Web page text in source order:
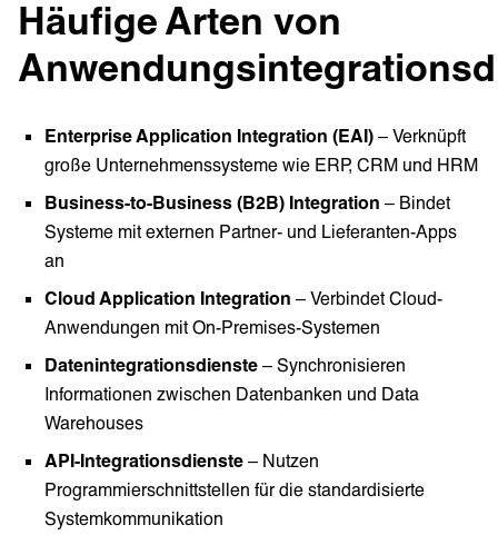
Häufige Arten von
Enterprise Application Integration (EAI) – Verknüpft
große Unternehmenssysteme wie ERP, CRM und HRM
Business-to-Business (B2B) Integration – Bindet
Systeme mit externen Partner- und Lieferanten-Apps
an
Cloud Application Integration – Verbindet Cloud-
Anwendungen mit On-Premises-Systemen
Datenintegrationsdienste – Synchronisieren
Informationen zwischen Datenbanken und Data
Warehouses
API-Integrationsdienste – Nutzen
Programmierschnittstellen für die standardisierte
Systemkommunikation